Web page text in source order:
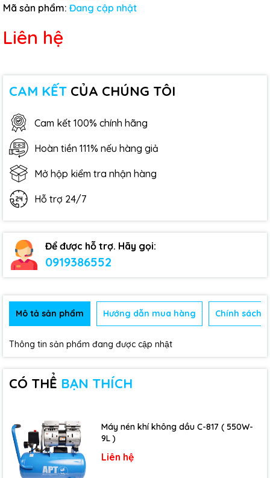
Mã sản phẩm: Đang cập nhật
Liên hệ
CAM KẾT CỦA CHÚNG TÔI
Cam kết 100% chính hãng
Hoàn tiền 111% nếu hàng giả
Mở hộp kiểm tra nhận hàng
Hỗ trợ 24/7
Để được hỗ trợ. Hãy gọi:
0919386552
Mô tả sản phẩm Hướng dẫn mua hàng Chính sách
Thông tin sản phẩm đang được cập nhật
CÓ THỂ BẠN THÍCH
Máy nén khí không dầu C-817 ( 550W-
9L )
Liên hệ